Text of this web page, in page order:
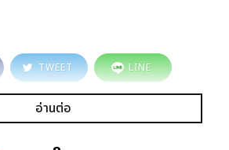
TWEET LINE
อ่านต่อ